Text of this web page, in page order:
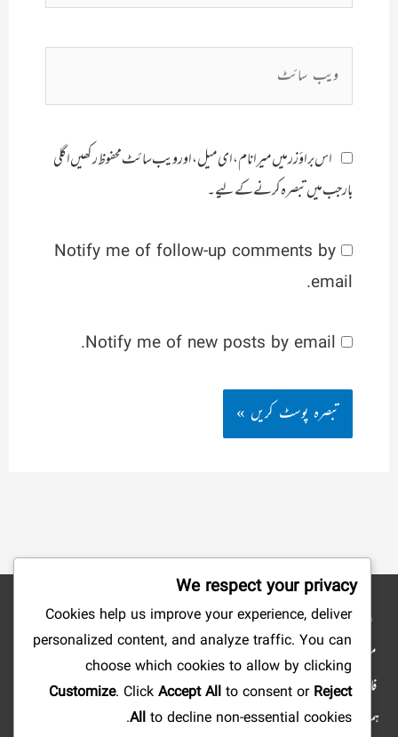
اس براؤزر میں میرا نام، ای میل، اور ویب سائٹ محفوظ رکھیں اگلی
بار جب میں تبصرہ کرنے کےلیے۔
Notify me of follow-up comments by
email.
Notify me of new posts by email.
نوٹ: شائع کردہ مضامین وکتب کے جملہ حقوق بحق ناشرین ومصنفین محفوظ ہیں۔ ہمارا
مقصد صرف علم وتحقیق وتلاش وجستجو میں سہولت پیدا کرنا ہے، لہذا: ویب سائٹ کا مالی
فائدہ کے لئے استعمال کرنا منوع ہے، آپ علمی مضامین ومستند دینی کتابیں ارسال فرما کر
ہمارا تعاون کرسکتے ہیں اور رب کریم کے یہاں اجر عظیم پا سکتے ہیں۔ اور اگر آپ کو کہیں بھی
We respect your privacy
Cookies help us improve your experience, deliver
personalized content, and analyze traffic. You can
choose which cookies to allow by clicking
Customize. ClickAccept Allto consent orReject
Allto decline non-essential cookies.